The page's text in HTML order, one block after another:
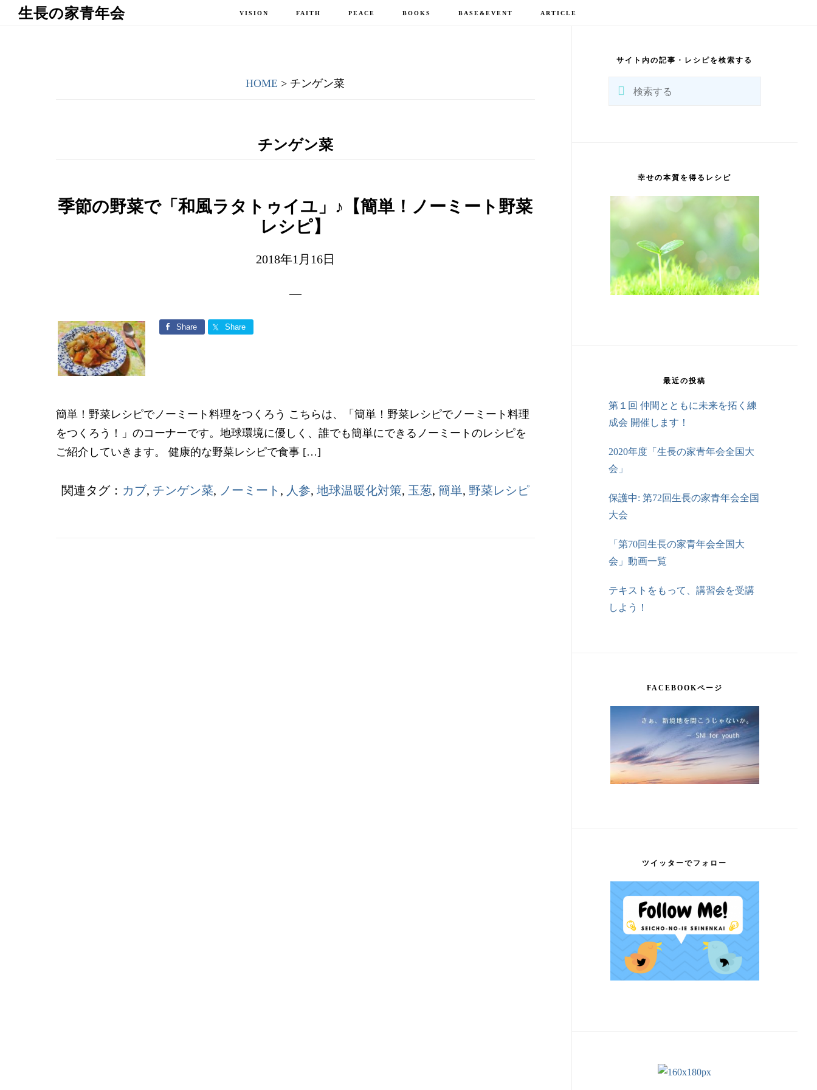
生長の家青年会 VISION FAITH PEACE BOOKS BASE&EVENT ARTICLE
HOME > チンゲン菜
チンゲン菜
季節の野菜で「和風ラタトゥイユ」♪【簡単！ノーミート野菜
レシピ】
2018年1月16日
Share Share
簡単！野菜レシピでノーミート料理をつくろう こちらは、「簡単！野菜レシピでノーミート料理
をつくろう！」のコーナーです。地球環境に優しく、誰でも簡単にできるノーミートのレシピを
ご紹介していきます。 健康的な野菜レシピで食事 […]
関連タグ： カブ, チンゲン菜, ノーミート , 人参, 地球温暖化対策, 玉葱, 簡単, 野菜レシピ
サイト内の記事・レシピを検索する
幸せの本質を得るレシピ
最近の投稿
第１回 仲間とともに未来を拓く練
成会 開催します！
2020年度「生長の家青年会全国大
会」
保護中: 第72回生長の家青年会全国
大会
「第70回生長の家青年会全国大
会」動画一覧
テキストをもって、講習会を受講
しよう！
FACEBOOKページ
ツイッターでフォロー